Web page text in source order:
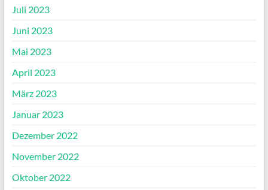
Juli 2023
Juni 2023
Mai 2023
April 2023
März 2023
Januar 2023
Dezember 2022
November 2022
Oktober 2022